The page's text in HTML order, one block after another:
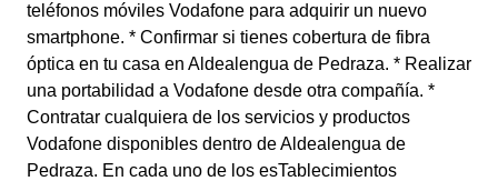
teléfonos móviles Vodafone para adquirir un nuevo
smartphone. * Confirmar si tienes cobertura de fibra
óptica en tu casa en Aldealengua de Pedraza. * Realizar
una portabilidad a Vodafone desde otra compañía. *
Contratar cualquiera de los servicios y productos
Vodafone disponibles dentro de Aldealengua de
Pedraza. En cada uno de los esTablecimientos